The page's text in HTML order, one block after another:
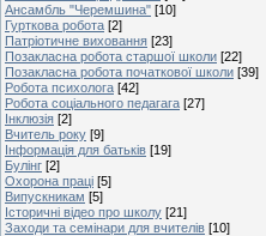
Ансамбль "Черемшина" [10]
Гурткова робота [2]
Патріотичне виховання [23]
Позакласна робота старшої школи [22]
Позакласна робота початкової школи [39]
Робота психолога [42]
Робота соціального педагага [27]
Інклюзія [2]
Вчитель року [9]
Інформація для батьків [19]
Булінг [2]
Охорона праці [5]
Випускникам [5]
Історичні відео про школу [21]
Заходи та семінари для вчителів [10]